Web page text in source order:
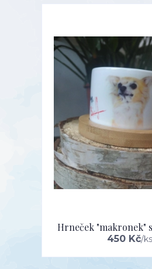
Hrneček "makronek"
450 Kč/ks